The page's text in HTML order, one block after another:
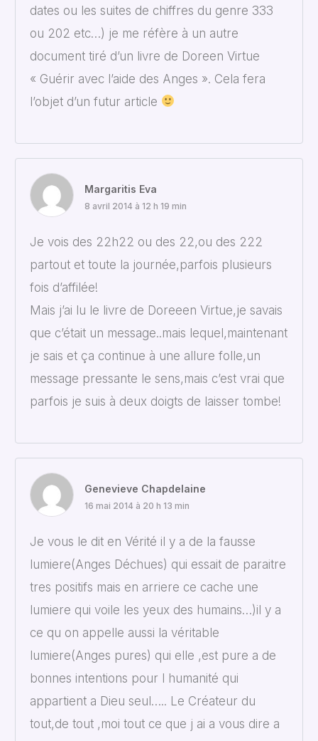
dates ou les suites de chiffres du genre 333
ou 202 etc…) je me réfère à un autre
document tiré d’un livre de Doreen Virtue
« Guérir avec l’aide des Anges ». Cela fera
l’objet d’un futur article
Margaritis Eva
8 avril 2014 à 12 h 19 min
Je vois des 22h22 ou des 22,ou des 222
partout et toute la journée,parfois plusieurs
fois d’affilée!
Mais j’ai lu le livre de Doreeen Virtue,je savais
que c’était un message..mais lequel,maintenant
je sais et ça continue à une allure folle,un
message pressante le sens,mais c’est vrai que
parfois je suis à deux doigts de laisser tombe!
Genevieve Chapdelaine
16 mai 2014 à 20 h 13 min
Je vous le dit en Vérité il y a de la fausse
lumiere(Anges Déchues) qui essait de paraitre
tres positifs mais en arriere ce cache une
lumiere qui voile les yeux des humains…)il y a
ce qu on appelle aussi la véritable
lumiere(Anges pures) qui elle ,est pure a de
bonnes intentions pour l humanité qui
appartient a Dieu seul….. Le Créateur du
tout,de tout ,moi tout ce que j ai a vous dire a